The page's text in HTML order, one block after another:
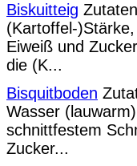
Biskuitteig
(Kartoffel-
Eiweiß und
die (K...
Bisquitboden
Wasser
schnittfestem
Zucker...